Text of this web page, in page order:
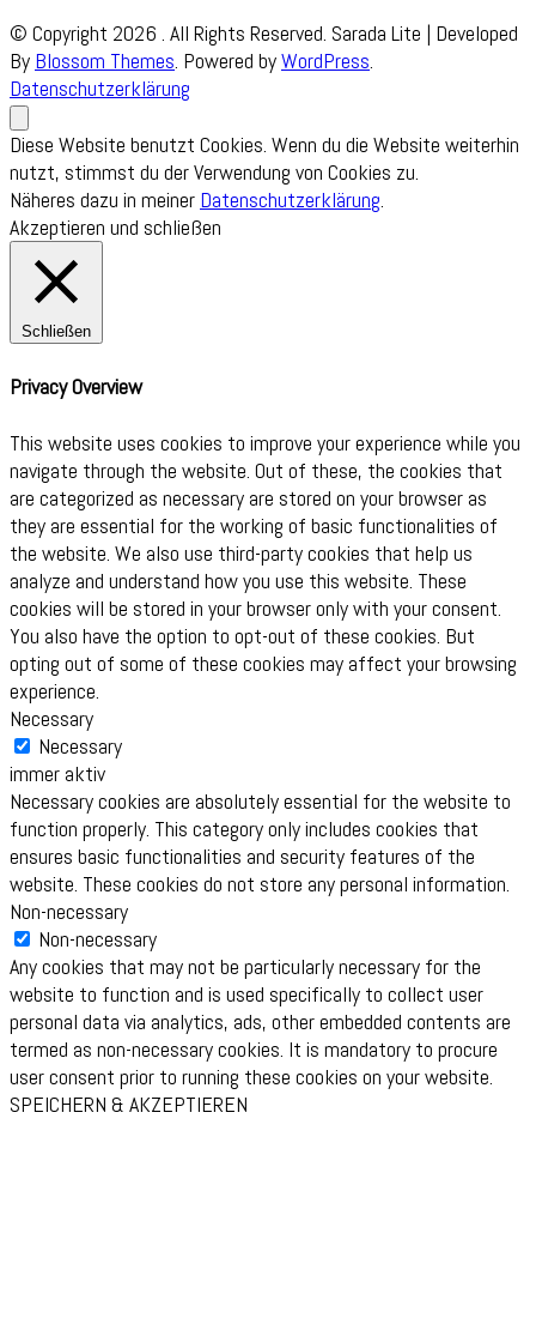
© Copyright 2026 . All Rights Reserved. Sarada Lite | Developed
By Blossom Themes. Powered byWordPress.
Datenschutzerklärung
Diese Website benutzt Cookies. Wenn du die Website weiterhin
nutzt, stimmst du der Verwendung von Cookies zu.
Näheres dazu in meiner Datenschutzerklärung.
Akzeptieren und schließen
Schließen
Privacy Overview
This website uses cookies to improve your experience while you
navigate through the website. Out of these, the cookies that
are categorized as necessary are stored on your browser as
they are essential for the working of basic functionalities of
the website. We also use third-party cookies that help us
analyze and understand how you use this website. These
cookies will be stored in your browser only with your consent.
You also have the option to opt-out of these cookies. But
opting out of some of these cookies may affect your browsing
experience.
Necessary
Necessary
immer aktiv
Necessary cookies are absolutely essential for the website to
function properly. This category only includes cookies that
ensures basic functionalities and security features of the
website. These cookies do not store any personal information.
Non-necessary
Non-necessary
Any cookies that may not be particularly necessary for the
website to function and is used specifically to collect user
personal data via analytics, ads, other embedded contents are
termed as non-necessary cookies. It is mandatory to procure
user consent prior to running these cookies on your website.
SPEICHERN & AKZEPTIEREN